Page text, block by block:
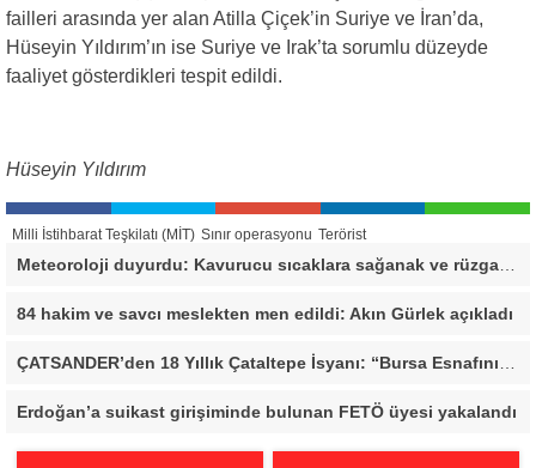
failleri arasında yer alan Atilla Çiçek’in Suriye ve İran’da,
Hüseyin Yıldırım’ın ise Suriye ve Irak’ta sorumlu düzeyde
faaliyet gösterdikleri tespit edildi.
Hüseyin Yıldırım
Milli İstihbarat Teşkilatı (MİT) Sınır operasyonu Terörist
Meteoroloji duyurdu: Kavurucu sıcaklara sağanak ve rüzgar arası
84 hakim ve savcı meslekten men edildi: Akın Gürlek açıkladı
Erdoğan’a suikast girişiminde bulunan FETÖ üyesi yakalandı